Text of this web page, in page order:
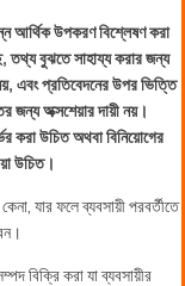
আর্থিক উপকরণ বিশ্লেষণ করা
তথ্য বুঝতে সাহায্য করার জন্য
এবং প্রতিবেদনের উপর ভিত্তি
জন্য অক্সশেয়ার দায়ী নয়।
করা উচিত অথবা বিনিয়োগের
উচিত।
যার ফলে ব্যবসায়ী পরবর্তীতে
বিক্রি করা যা ব্যবসায়ীর